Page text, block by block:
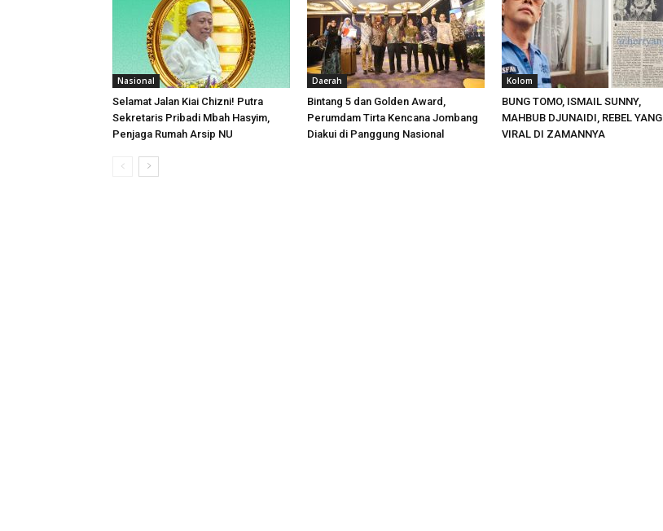
Nasional
Selamat Jalan Kiai Chizni! Putra
Sekretaris Pribadi Mbah Hasyim,
Penjaga Rumah Arsip NU
Daerah
Bintang 5 dan Golden Award,
Perumdam Tirta Kencana Jombang
Diakui di Panggung Nasional
Kolom
BUNG TOMO, ISMAIL SUNNY,
MAHBUB DJUNAIDI, REBEL YANG
VIRAL DI ZAMANNYA